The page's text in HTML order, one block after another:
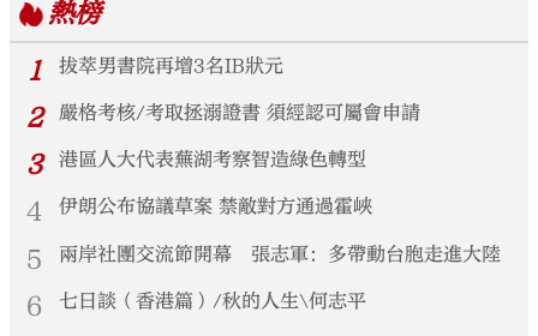
熱榜
1
拔萃男書院再增3名IB狀元
2 嚴格考核/考取拯溺證書 須經認可屬會申請
3 港區人大代表蕪湖考察智造綠色轉型
4 伊朗公布協議草案 禁敵對方通過霍峽
5 兩岸社團交流節開幕 張志軍：多帶動台胞走進大陸
6 七日談（香港篇）/秋的人生\何志平